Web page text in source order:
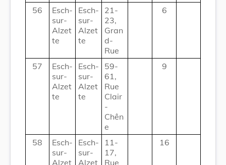
56
Esch-
sur-
Alzet
te
Esch-
sur-
Alzet
te
21-
23,
Gran
d-
Rue
6
57
Esch-
sur-
Alzet
te
Esch-
sur-
Alzet
te
59-
61,
Rue
Clair
-
Chên
e
9
58
Esch-
sur-
Alzet
Esch-
sur-
Alzet
11-
17,
Rue
16